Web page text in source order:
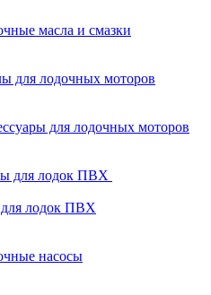
масла и смазки
для лодочных моторов
для лодочных моторов
для лодок ПВХ
для лодок ПВХ
насосы